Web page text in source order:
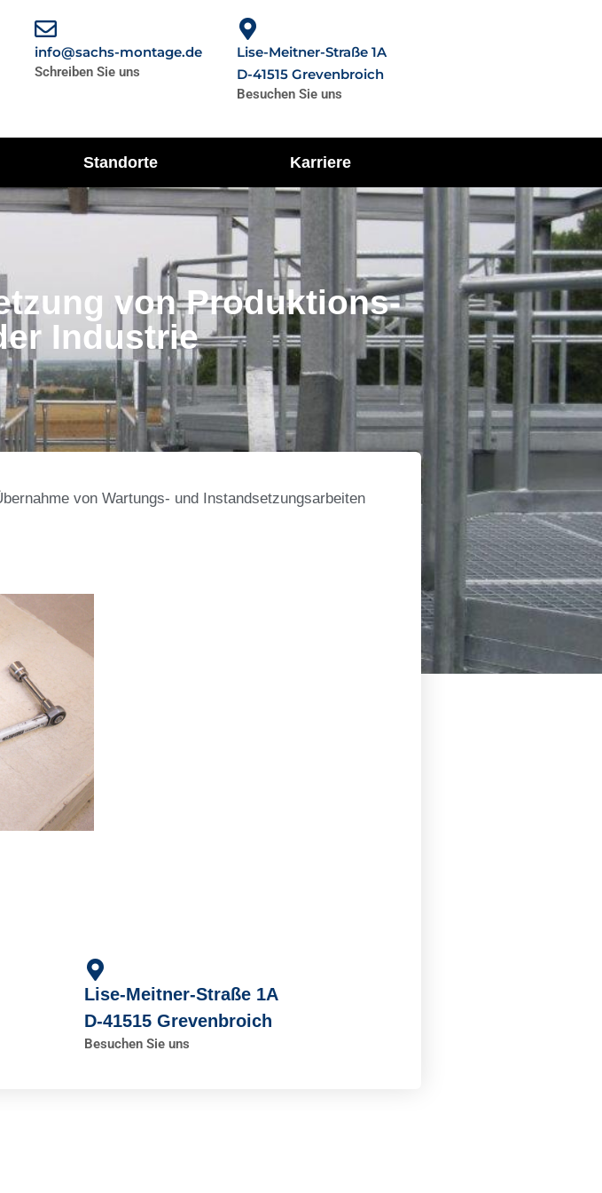
info@sachs-montage.de
Schreiben Sie uns
Lise-Meitner-Straße 1A
D-41515 Grevenbroich
Besuchen Sie uns
Standorte Karriere
von Produktions-
Industrie
von Wartungs- und Instandsetzungsarbeiten
Lise-Meitner-Straße 1A
D-41515 Grevenbroich
Besuchen Sie uns